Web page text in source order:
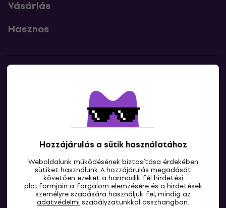
Hozzájárulás a sütik használatához
Weboldalunk működésének biztosítása érdekében
sütiket használunk. A hozzájárulás megadását
követően ezeket a harmadik fél hirdetési
platformjain a forgalom elemzésére és a hirdetések
személyre szabására használjuk fel, mindig az
adatvédelmi szabályzatunkkal összhangban.
Vásárlás
Hasznos
Lépj kapcsolatba velünk
HU